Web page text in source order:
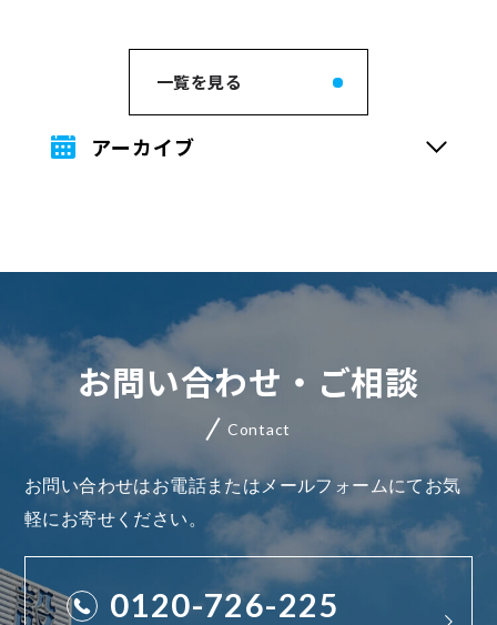
一覧を見る
アーカイブ
お問い合わせはお電話またはメールフォームにてお気
軽にお寄せください。
Contact
お問い合わせ・ご相談
0120-726-225